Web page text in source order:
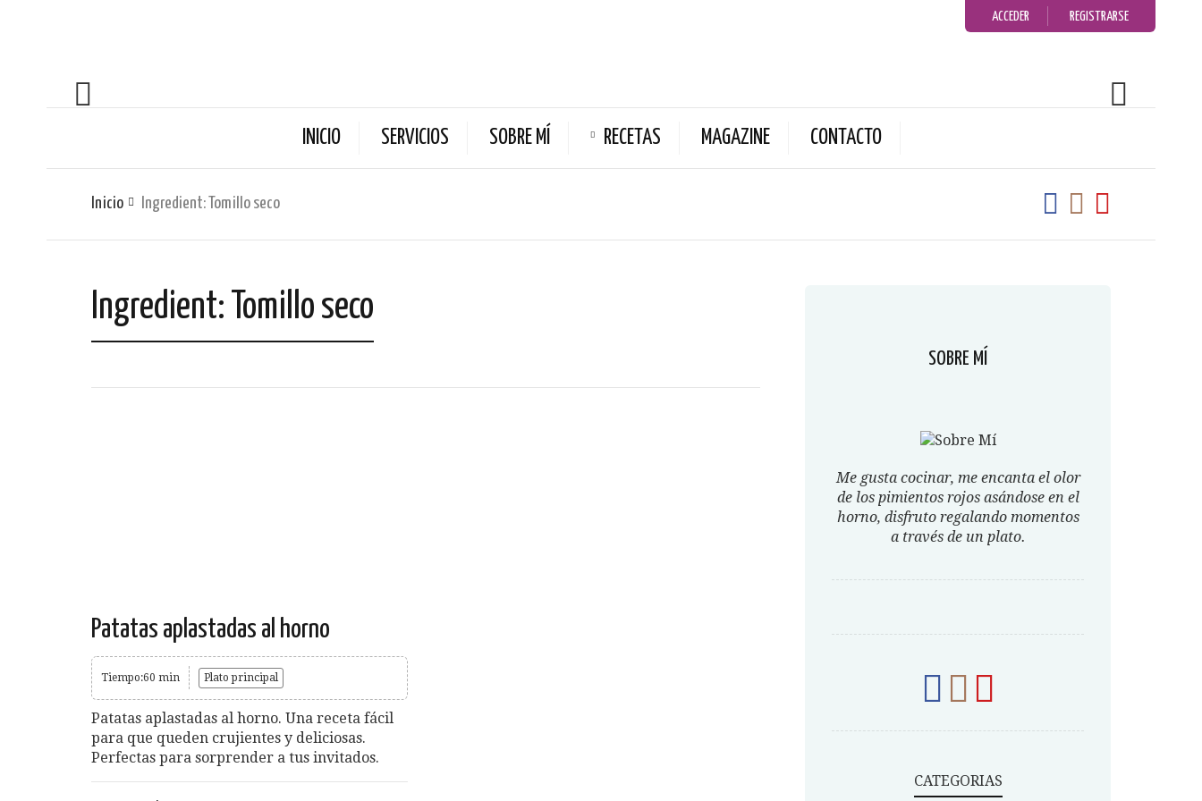
ACCEDER REGISTRARSE
INICIO SERVICIOS SOBRE MÍ RECETAS MAGAZINE CONTACTO
Inicio Ingredient: Tomillo seco
Ingredient: Tomillo seco
Patatas aplastadas al horno
Tiempo:60 min Plato principal
Patatas aplastadas al horno. Una receta fácil
para que queden crujientes y deliciosas.
Perfectas para sorprender a tus invitados.
SOBRE MÍ
Me gusta cocinar, me encanta el olor
de los pimientos rojos asándose en el
horno, disfruto regalando momentos
a través de un plato.
CATEGORIAS